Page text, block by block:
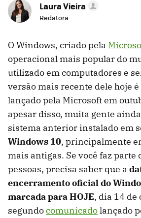
Laura Vieira
Redatora
O Windows, criado pela
operacional mais popular do
utilizado em computadores e
versão mais recente dele hoje
lançado pela Microsoft em
apesar disso, muita gente
sistema anterior instalado em
Windows 10, principalmente
mais antigas. Se você faz parte
pessoas, precisa saber que a
encerramento oficial do
marcada para HOJE, dia 14 de
segundocomunicadolançado